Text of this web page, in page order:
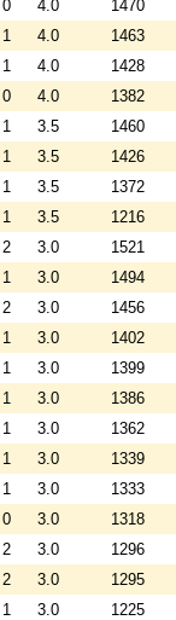
0 4.0 1470
1 4.0 1463
1 4.0 1428
0 4.0 1382
1 3.5 1460
1 3.5 1426
1 3.5 1372
1 3.5 1216
2 3.0 1521
1 3.0 1494
2 3.0 1456
1 3.0 1402
1 3.0 1399
1 3.0 1386
1 3.0 1362
1 3.0 1339
1 3.0 1333
0 3.0 1318
2 3.0 1296
2 3.0 1295
1 3.0 1225